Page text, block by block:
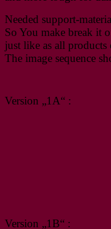
Needed support-
So You make break it
just like as all products
The image sequence
Version „1A“ :
Version „1B“ :